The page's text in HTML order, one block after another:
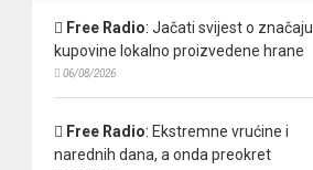
Free Radio: Jačati svijest o značaju
kupovine lokalno proizvedene hrane
06/08/2026
Free Radio: Ekstremne vrućine i
narednih dana, a onda preokret